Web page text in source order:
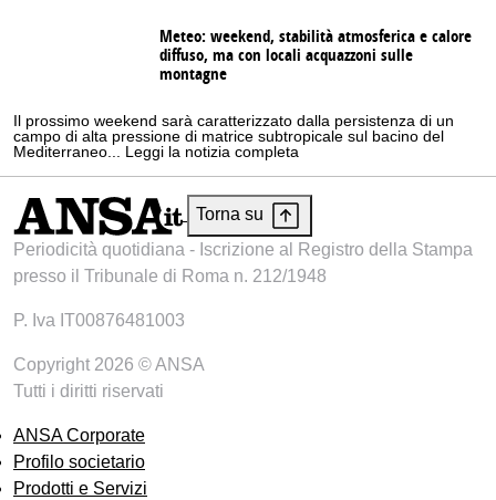
Meteo: weekend, stabilità atmosferica e calore
diffuso, ma con locali acquazzoni sulle
montagne
Il prossimo weekend sarà caratterizzato dalla persistenza di un
campo di alta pressione di matrice subtropicale sul bacino del
Mediterraneo... Leggi la notizia completa
Torna su
Periodicità quotidiana - Iscrizione al Registro della Stampa
presso il Tribunale di Roma n. 212/1948
P. Iva IT00876481003
Copyright 2026 © ANSA
Tutti i diritti riservati
ANSA Corporate
Profilo societario
Prodotti e Servizi